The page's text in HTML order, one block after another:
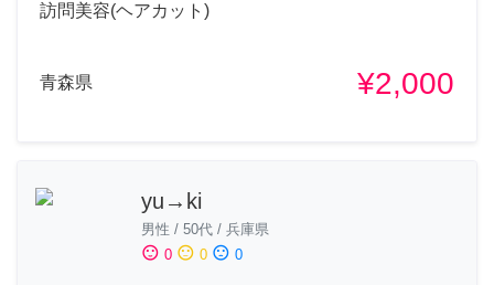
訪問美容(ヘアカット)
青森県 ¥2,000
yu→ki
男性 / 50代 / 兵庫県
sentiment_satisfied 0 sentiment_neutral 0 sentiment_dissatisfied 0